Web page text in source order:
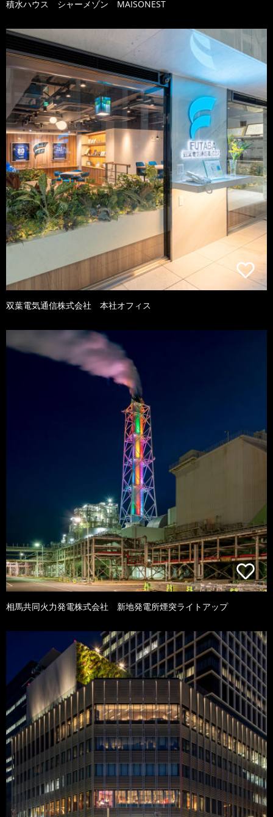
積水ハウス シャーメゾン MAISONEST
双葉電気通信株式会社 本社オフィス
相馬共同火力発電株式会社 新地発電所煙突ライトアップ